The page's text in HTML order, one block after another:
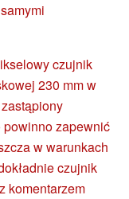
czujnik
230 mm w
powinno zapewnić
w warunkach
czujnik
komentarzem